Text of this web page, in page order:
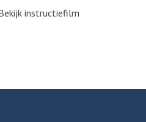
instructiefilm